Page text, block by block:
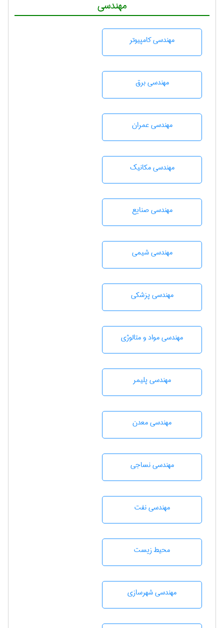
مهندسی
مهندسی كامپيوتر
مهندسی برق
مهندسی عمران
مهندسی مکانیک
مهندسی صنايع
مهندسي شيمی
مهندسی پزشکی
مهندسی مواد و متالوژی
مهندسی پليمر
مهندسی معدن
مهندسي نساجی
مهندسی نفت
محيط زيست
مهندسی شهرسازی